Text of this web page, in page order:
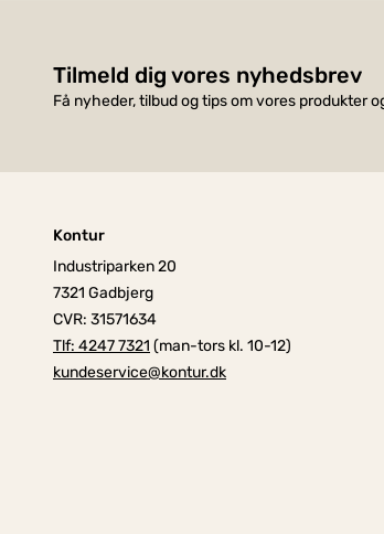
Tilmeld dig vores nyhedsbrev
Få nyheder, tilbud og tips om vores produkter
Kontur
Industriparken 20
7321 Gadbjerg
CVR: 31571634
Tlf: 4247 7321 (man-tors kl. 10-12)
kundeservice@kontur.dk